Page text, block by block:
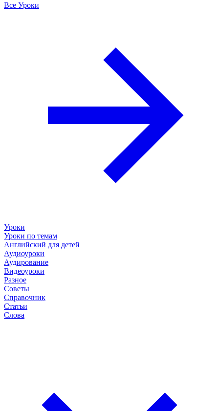
Все Уроки
Уроки
Уроки по темам
Английский для детей
Аудиоуроки
Аудирование
Видеоуроки
Разное
Советы
Справочник
Статьи
Слова